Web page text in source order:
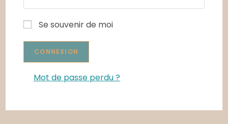
Se souvenir de moi
Mot de passe perdu ?